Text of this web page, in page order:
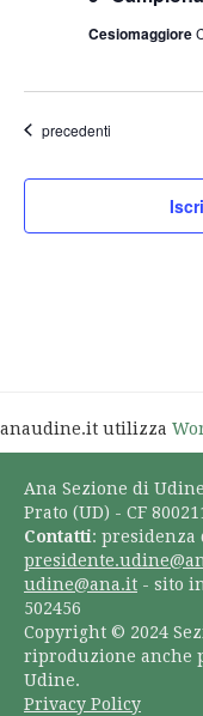
Cesiomaggiore
Eventi
precedenti
anaudine.it utilizza
Ana Sezione di
Prato (UD) - CF
Contatti: presidenza
udine@ana.it - sito
502456
Copyright © 2024
riproduzione anche
Udine.
Privacy Policy